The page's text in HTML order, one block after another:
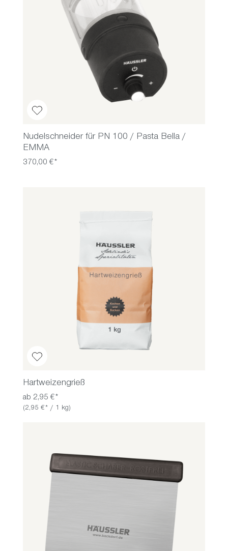
Nudelschneider für PN 100 / Pasta Bella /
EMMA
370,00 €*
Hartweizengrieß
ab 2,95 €*
(2,95 €* / 1 kg)